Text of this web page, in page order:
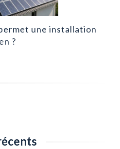
une installation
?